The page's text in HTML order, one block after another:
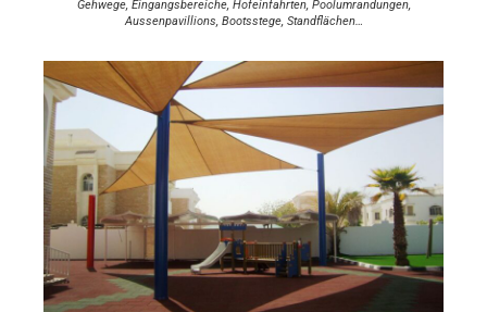
Gehwege, Eingangsbereiche, Hofeinfahrten, Poolumrandungen,
Aussenpavillions, Bootsstege, Standflächen…